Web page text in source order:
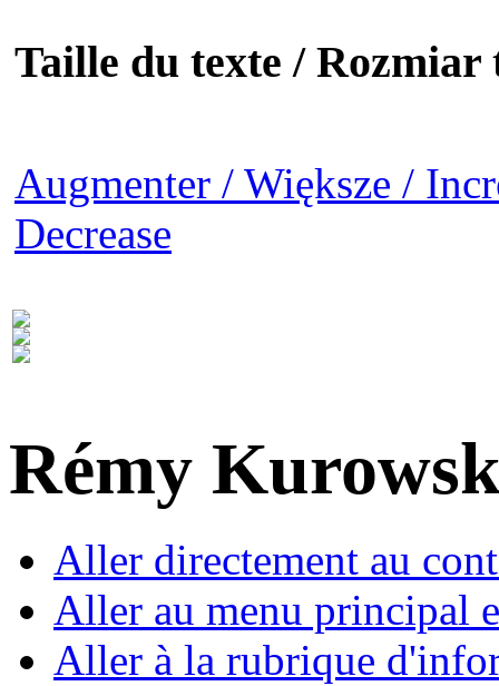
Taille du texte / Rozmiar
Augmenter / Większe /
Decrease
Rémy
Aller directement au
Aller au menu principal
Aller à la rubrique